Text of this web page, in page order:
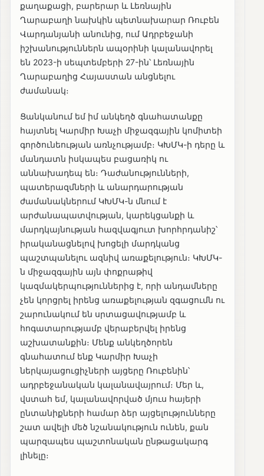
քաղաքացի, բարերար և Լեռնային
Ղարաբաղի նախկին պետնախարար Ռուբեն
Վարդանյանի անունից, ում Ադրբեջանի
իշխանություններն ապօրինի կալանավորել
են 2023-ի սեպտեմբերի 27-ին՝ Լեռնային
Ղարաբաղից Հայաստան անցնելու
ժամանակ։
Ցանկանում եմ իմ անկեղծ գնահատանքը
հայտնել Կարմիր Խաչի միջազգային կոմիտեի
գործունեության առնչությամբ։ ԿԽՄԿ-ի դերը և
մանդատն իսկապես բացառիկ ու
աննախադեպ են։ Դաժանությունների,
պատերազմների և անարդարության
ժամանակներում ԿԽՄԿ-ն մնում է
արժանապատվության, կարեկցանքի և
մարդկայնության հազվագյուտ խորհրդանիշ՝
իրականացնելով խոցելի մարդկանց
պաշտպանելու ազնիվ առաքելություն։ ԿԽՄԿ-
ն միջազգային այն փոքրաթիվ
կազմակերպություններից է, որի անդամները
չեն կորցրել իրենց առաքելության զգացումն ու
շարունակում են սրտացավությամբ և
հոգատարությամբ վերաբերվել իրենց
աշխատանքին։ Մենք անկեղծորեն
գնահատում ենք Կարմիր Խաչի
ներկայացուցիչների այցերը Ռուբենին՝
ադրբեջանական կալանավայրում։ Մեր և,
վստահ եմ, կալանավորված մյուս հայերի
ընտանիքների համար ձեր այցելությունները
շատ ավելի մեծ նշանակություն ունեն, քան
պարզապես պաշտոնական ընթացակարգ
լինելը։